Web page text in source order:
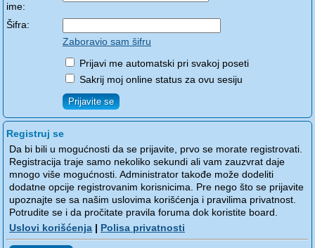
ime:
Šifra:
Zaboravio sam šifru
Prijavi me automatski pri svakoj poseti
Sakrij moj online status za ovu sesiju
Registruj se
Da bi bili u mogućnosti da se prijavite, prvo se morate registrovati.
Registracija traje samo nekoliko sekundi ali vam zauzvrat daje
mnogo više mogućnosti. Administrator takođe može dodeliti
dodatne opcije registrovanim korisnicima. Pre nego što se prijavite
upoznajte se sa našim uslovima korišćenja i pravilima privatnost.
Potrudite se i da pročitate pravila foruma dok koristite board.
Uslovi korišćenja | Polisa privatnosti